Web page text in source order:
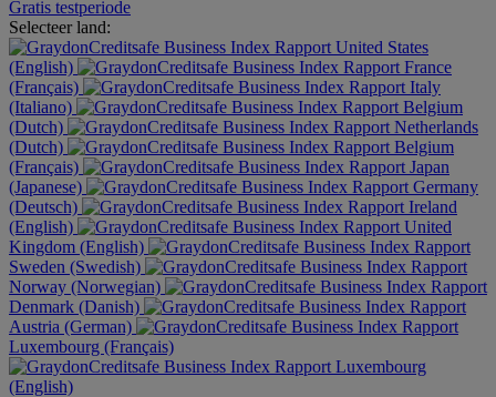
Gratis testperiode
Selecteer land:
United States
(English)
France
(Français)
Italy
(Italiano)
Belgium
(Dutch)
Netherlands
(Dutch)
Belgium
(Français)
Japan
(Japanese)
Germany
(Deutsch)
Ireland
(English)
United
Kingdom (English)
Sweden (Swedish)
Norway (Norwegian)
Denmark (Danish)
Austria (German)
Luxembourg (Français)
Luxembourg
(English)